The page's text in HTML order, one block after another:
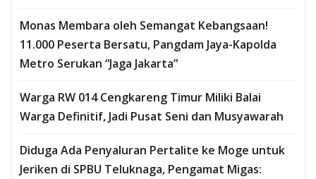
Monas Membara oleh Semangat Kebangsaan!
11.000 Peserta Bersatu, Pangdam Jaya-Kapolda
Metro Serukan “Jaga Jakarta”
Warga RW 014 Cengkareng Timur Miliki Balai
Warga Definitif, Jadi Pusat Seni dan Musyawarah
Diduga Ada Penyaluran Pertalite ke Moge untuk
Jeriken di SPBU Teluknaga, Pengamat Migas: